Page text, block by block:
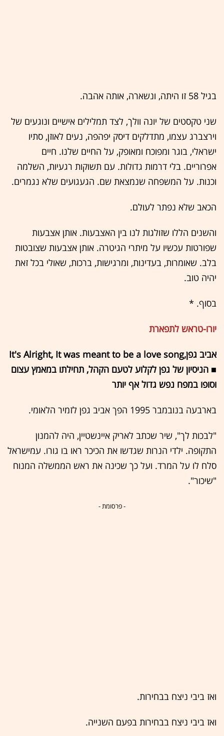
בגיל 58 זו היתה, ונשארה, אותה אהבה.
שני טקסטים של יונה וולך, לצד תמלילים אישיים ונוגעים של
וירצברג עצמו, מתדלקים דיסק יפהפה, נעים לאוזן, סתיו
ישראלי, בוגר ומפוכח ומאופק, על החיים שלנו. חיים
אפרוריים. בלי דרמות גדולות. עם תשוקות רגעיות, השלמה
וכנות. על המשפחה שנמצאת שם. הגעגועים שלא נגמרים.
הכאב שלא נפתר לעולם.
והשנים הללו שזולגות לנו בין האצבעות. אותן אצבעות
שפורטות עכשיו על מיתרי הגיטרה. אותן אצבעות שצובטות
בלב. שאומרות, בעדינות, ומרגישות, ברכות, שאולי בכל זאת
יהיה טוב.
בסוף. *
יורו-טראש לתפארת
אביב גפן,It's Alright, It was meant to be a love song
■ הניסיון של גפן לקלוע לטעם הקהל, תחילתו במאמץ עצום
וסופו במפח נפש גדול אף יותר
בארבעה בנובמבר 1995 הפך אביב גפן לזמיר הלאומי.
"לבכות לך", שיר שכתב לאריק איינשטיין, היה להמנון
התקופה. ילדי הנרות שגדשו את הכיכר ראו בו גורו. עמישראל
סלח לו על המרד. ועל כך שכינה את ראש הממשלה המנוח
"שיכור".
- פרסומת -
ואז ביבי ניצח בבחירות.
ואז ביבי ניצח בבחירות בפעם השנייה.